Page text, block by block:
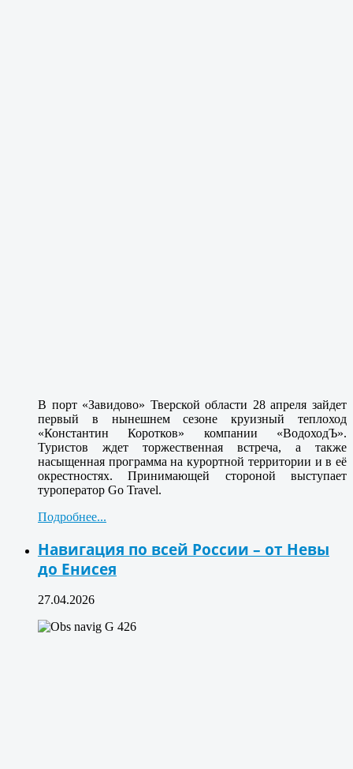
В порт «Завидово» Тверской области 28 апреля зайдет
первый в нынешнем сезоне круизный теплоход
«Константин Коротков» компании «ВодоходЪ».
Туристов ждет торжественная встреча, а также
насыщенная программа на курортной территории и в её
окрестностях. Принимающей стороной выступает
туроператор Go Travel.
Подробнее...
Навигация по всей России – от Невы
до Енисея
27.04.2026